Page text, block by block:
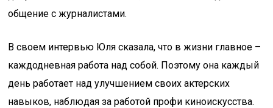
общение с журналистами.
В своем интервью Юля сказала, что в жизни главное –
каждодневная работа над собой. Поэтому она каждый
день работает над улучшением своих актерских
навыков, наблюдая за работой профи киноискусства.